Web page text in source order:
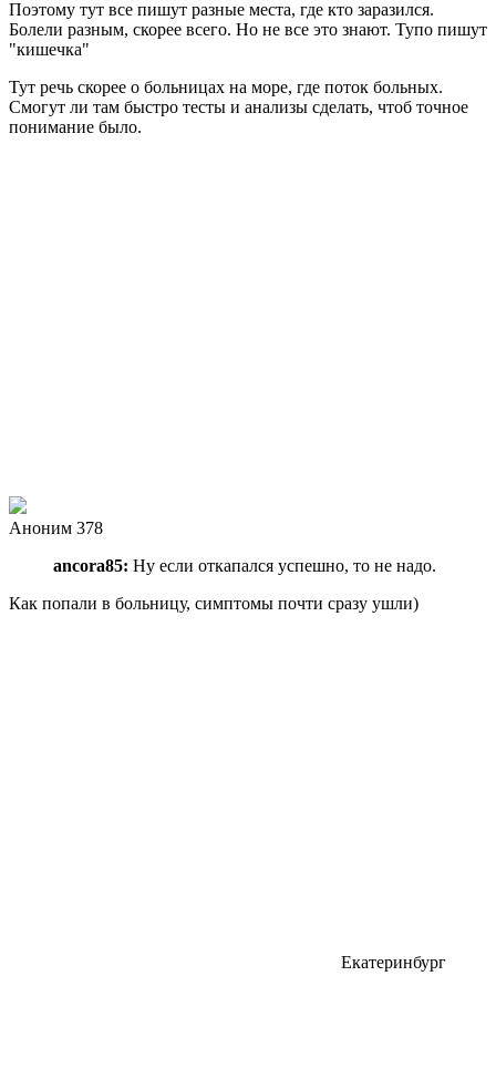
Поэтому тут все пишут разные места, где кто заразился.
Болели разным, скорее всего. Но не все это знают. Тупо пишут
"кишечка"
Тут речь скорее о больницах на море, где поток больных.
Смогут ли там быстро тесты и анализы сделать, чтоб точное
понимание было.
Аноним 378
ancora85: Ну если откапался успешно, то не надо.
Как попали в больницу, симптомы почти сразу ушли)
Екатеринбург